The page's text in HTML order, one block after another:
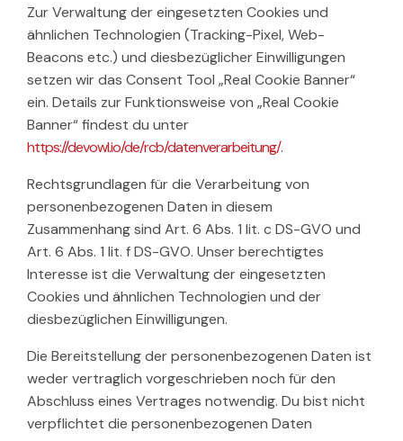
Zur Verwaltung der eingesetzten Cookies und
ähnlichen Technologien (Tracking-Pixel, Web-
Beacons etc.) und diesbezüglicher Einwilligungen
setzen wir das Consent Tool „Real Cookie Banner“
ein. Details zur Funktionsweise von „Real Cookie
Banner“ findest du unter
https://devowl.io/de/rcb/datenverarbeitung/.
Rechtsgrundlagen für die Verarbeitung von
personenbezogenen Daten in diesem
Zusammenhang sind Art. 6 Abs. 1 lit. c DS-GVO und
Art. 6 Abs. 1 lit. f DS-GVO. Unser berechtigtes
Interesse ist die Verwaltung der eingesetzten
Cookies und ähnlichen Technologien und der
diesbezüglichen Einwilligungen.
Die Bereitstellung der personenbezogenen Daten ist
weder vertraglich vorgeschrieben noch für den
Abschluss eines Vertrages notwendig. Du bist nicht
verpflichtet die personenbezogenen Daten